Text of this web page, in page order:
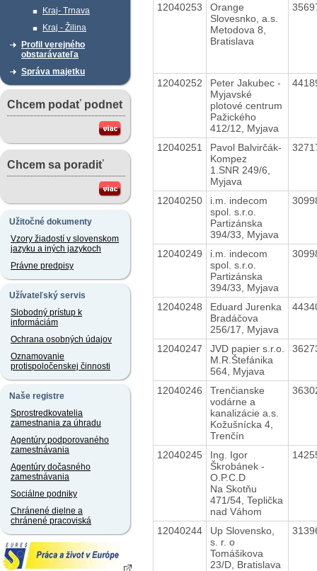
Kraj- Trnava
Kraj - Žilina
Profil verejného
obstarávateľa
Správa majetku
Chcem podať podnet
Chcem sa poradiť
Užitočné dokumenty
Vzory žiadostí v slovenskom
jazyku a iných jazykoch
Právne predpisy
Užívateľský servis
Slobodný prístup k
informáciám
Ochrana osobných údajov
Oznamovanie
protispoločenskej činnosti
Naše registre
Sprostredkovatelia
zamestnania za úhradu
Agentúry podporovaného
zamestnávania
Agentúry dočasného
zamestnávania
Sociálne podniky
Chránené dielne a
chránené pracoviská
12040253
Orange
Slovesnko, a.s.
Metodova 8,
Bratislava
12040252
Peter Jakubec -
Myjavské
plotové centrum
Pažického
412/12, Myjava
12040251
Pavol Balvirčák-
Kompez
1.SNR 249/6,
Myjava
12040250
i.m. indecom
spol. s.r.o.
Partizánska
394/33, Myjava
12040249
i.m. indecom
spol. s.r.o.
Partizánska
394/33, Myjava
12040248
Eduard Jurenka
Bradáčova
256/17, Myjava
12040247
JVD papier s.r.o.
M.R.Štefánika
564, Myjava
12040246
Trenčianske
vodárne a
kanalizácie a.s.
Kožušnícka 4,
Trenčín
12040245
Ing. Igor
Škrobánek -
O.P.C.D
Na Skotňu
471/54, Teplička
nad Váhom
12040244
Up Slovensko,
s. r. o
Tomášikova
23/D, Bratislava